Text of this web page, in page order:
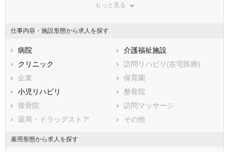
山口県
福岡県
佐賀県
熊本県
宮崎県
鹿児島県
日置市
いちき串木野市
志布志市
奄美市
南九州市
伊佐市
姶良市
鹿児島郡三島村
鹿児島郡十島村
薩摩郡さつま町
出水郡長島町
姶良郡湧水町
曽於郡大崎町
肝属郡東串良町
もっと見る
仕事内容・施設形態から求人を探す
病院
介護福祉施設
クリニック
訪問リハビリ(在宅医療)
企業
保育園
小児リハビリ
整骨院
接骨院
訪問マッサージ
薬局・ドラッグストア
その他
雇用形態から求人を探す